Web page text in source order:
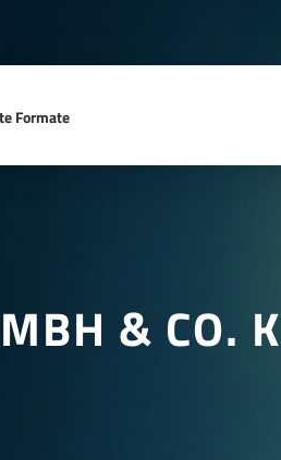
Formate
& CO.